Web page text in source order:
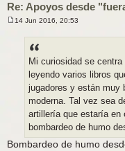
Re: Apoyos desde
14 Jun 2016, 20:53
Mi curiosidad se
leyendo varios libros
jugadores y están muy
moderna. Tal vez sea
artillería que estaría en
bombardeo de humo
Bombardeo de humo